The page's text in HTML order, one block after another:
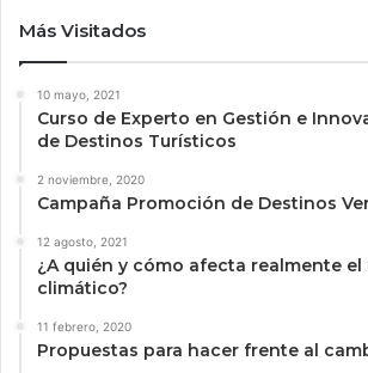
Más Visitados
10 mayo, 2021
Curso de Experto en Gestión e
de Destinos Turísticos
2 noviembre, 2020
Campaña Promoción de Destinos
12 agosto, 2021
¿A quién y cómo afecta realmente el
climático?
11 febrero, 2020
Propuestas para hacer frente al